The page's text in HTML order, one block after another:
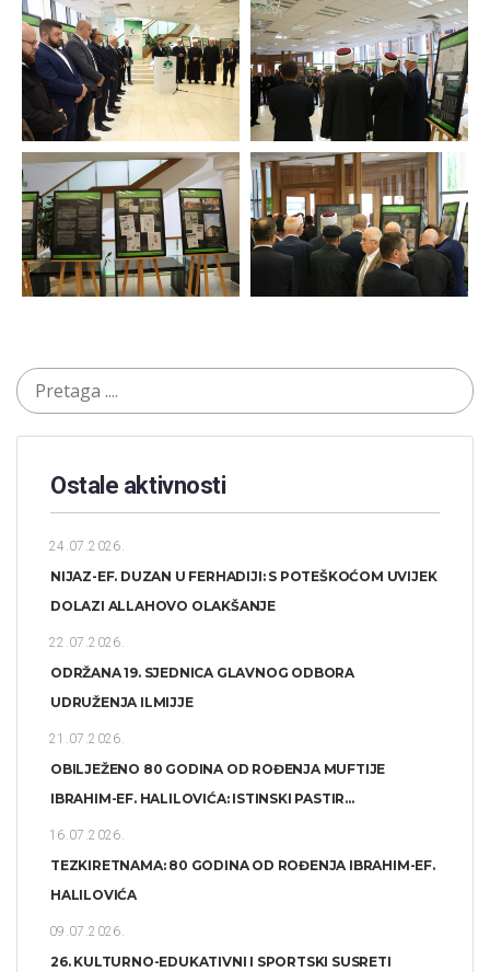
Ostale aktivnosti
24.07.2026.
NIJAZ-EF. DUZAN U FERHADIJI: S POTEŠKOĆOM UVIJEK
DOLAZI ALLAHOVO OLAKŠANJE
22.07.2026.
ODRŽANA 19. SJEDNICA GLAVNOG ODBORA
UDRUŽENJA ILMIJJE
21.07.2026.
OBILJEŽENO 80 GODINA OD ROĐENJA MUFTIJE
IBRAHIM-EF. HALILOVIĆA: ISTINSKI PASTIR...
16.07.2026.
TEZKIRETNAMA: 80 GODINA OD ROĐENJA IBRAHIM-EF.
HALILOVIĆA
09.07.2026.
26. KULTURNO-EDUKATIVNI I SPORTSKI SUSRETI